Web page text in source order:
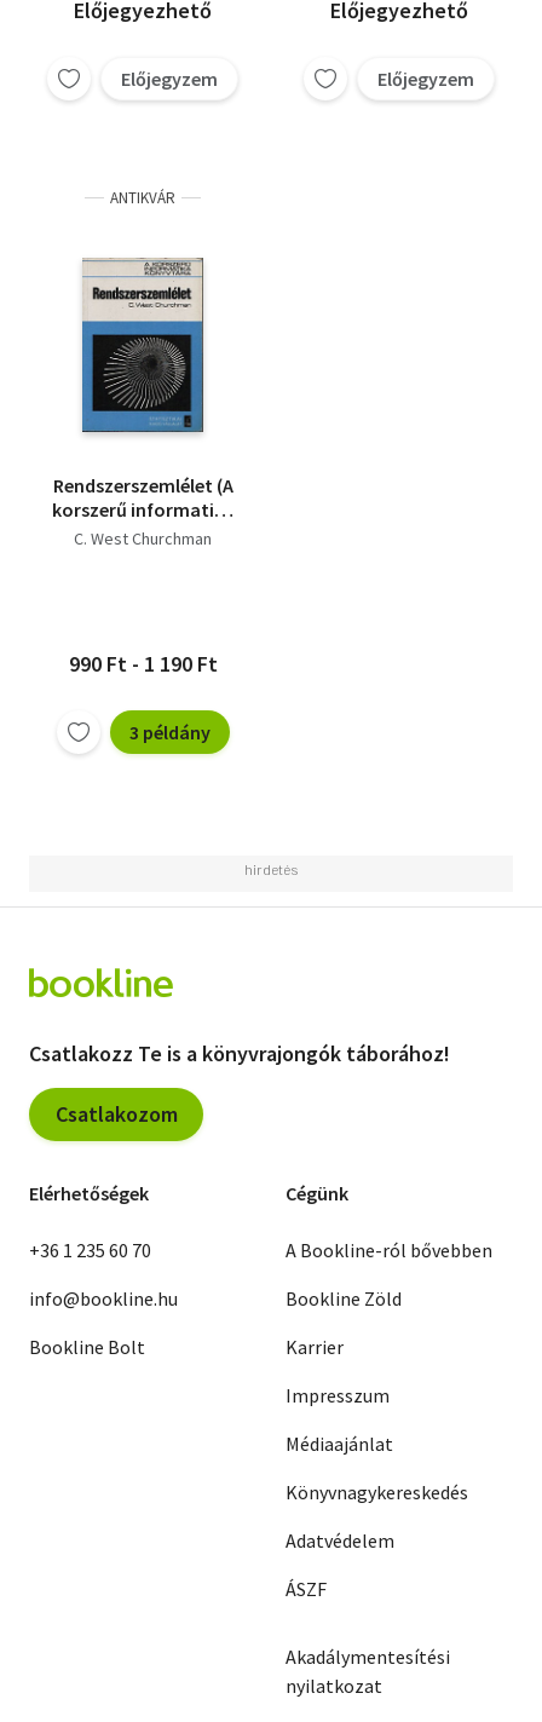
Előjegyezhető
Előjegyzem
Előjegyezhető
Előjegyzem
ANTIKVÁR
Rendszerszemlélet (A
korszerű informatika
könyvtára)
C. West Churchman
990 Ft - 1 190 Ft
3 példány
Csatlakozz Te is a könyvrajongók táborához!
Csatlakozom
Elérhetőségek
+36 1 235 60 70
info@bookline.hu
Bookline Bolt
Cégünk
A Bookline-ról bővebben
Bookline Zöld
Karrier
Impresszum
Médiaajánlat
Könyvnagykereskedés
Adatvédelem
ÁSZF
Akadálymentesítési
nyilatkozat